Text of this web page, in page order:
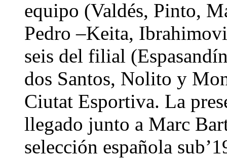
equipo (Valdés, Pinto,
Pedro –Keita,
seis del filial
dos Santos, Nolito y
Ciutat Esportiva. La
llegado junto a Marc
selección española